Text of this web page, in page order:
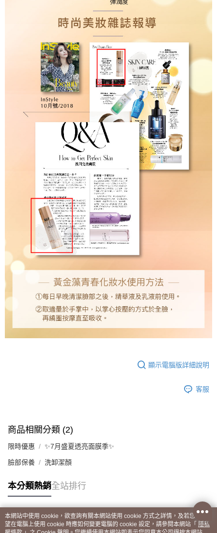
顯示電腦版詳細說明
客服
商品相關分類 (2)
限時優惠 ✨7月盛夏透亮面膜季✨
臉部保養 洗卸潔顏
本分類熱銷全站排行
熱門標籤
本網站中使用 cookie，欲查詢有關本網站使用 cookie 方式之詳情，及若您不希
望在電腦上使用 cookie 時應如何變更電腦的 cookie 設定，請參閱本網站「 隱私